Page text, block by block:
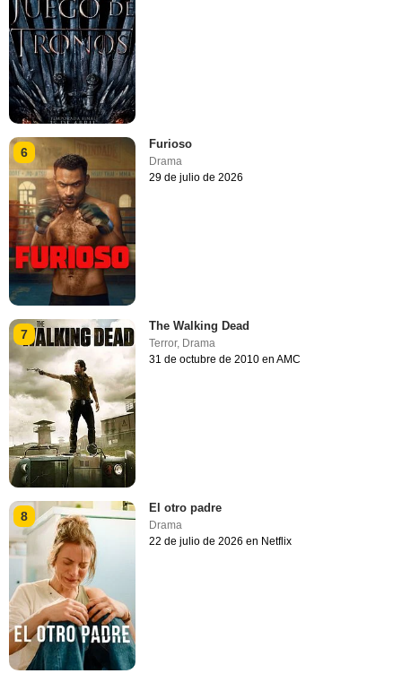
6
Furioso
Drama
29 de julio de 2026
7
The Walking Dead
Terror, Drama
31 de octubre de 2010 en AMC
8
El otro padre
Drama
22 de julio de 2026 en Netflix